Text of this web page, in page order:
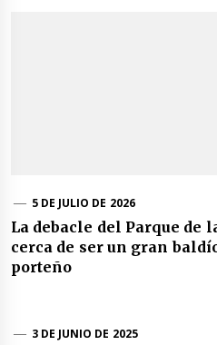
5 DE JULIO DE 2026
La debacle del Parque de
cerca de ser un gran
porteño
3 DE JUNIO DE 2025